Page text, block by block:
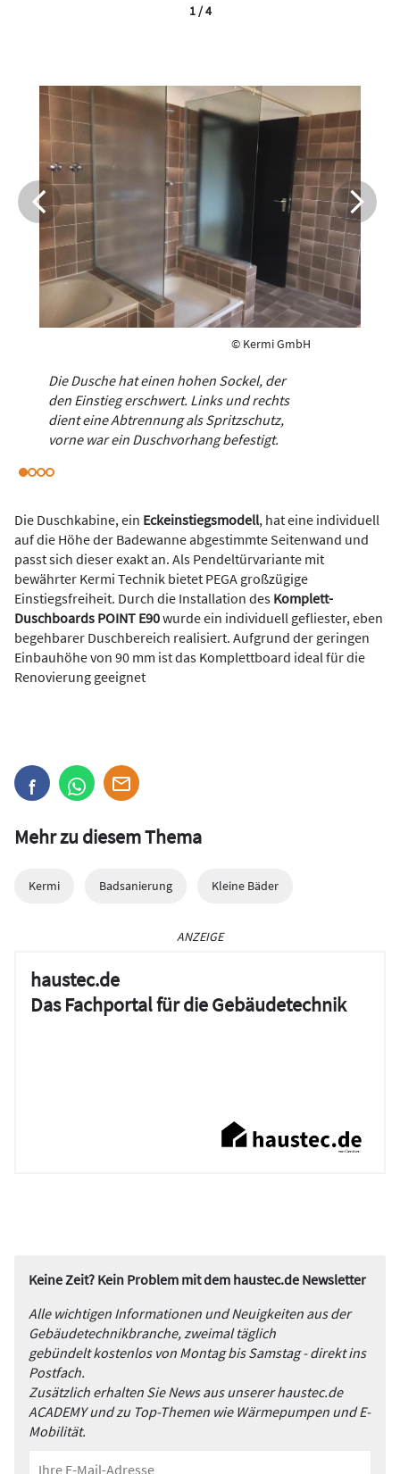
© Kermi GmbH
Die Dusche hat einen hohen Sockel, der
den Einstieg erschwert. Links und rechts
dient eine Abtrennung als Spritzschutz,
vorne war ein Duschvorhang befestigt.
1 / 4
Die Duschkabine, ein Eckeinstiegsmodell, hat eine individuell
auf die Höhe der Badewanne abgestimmte Seitenwand und
passt sich dieser exakt an. Als Pendeltürvariante mit
bewährter Kermi Technik bietet PEGA großzügige
Einstiegsfreiheit. Durch die Installation des Komplett-
Duschboards POINT E90wurde ein individuell gefliester, eben
begehbarer Duschbereich realisiert. Aufgrund der geringen
Einbauhöhe von 90 mm ist das Komplettboard ideal für die
Renovierung geeignet
Mehr zu diesem Thema
Kermi Badsanierung Kleine Bäder
ANZEIGE
haustec.de
Das Fachportal für die Gebäudetechnik
Keine Zeit? Kein Problem mit dem haustec.de Newsletter
Alle wichtigen Informationen und Neuigkeiten aus der
Gebäudetechnikbranche, zweimal täglich
gebündelt kostenlos von Montag bis Samstag - direkt ins
Postfach.
Zusätzlich erhalten Sie News aus unserer haustec.de
ACADEMY und zu Top-Themen wie Wärmepumpen und E-
Mobilität.